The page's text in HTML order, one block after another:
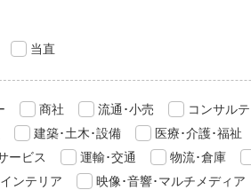
当直
商社 流通･小売
コンサル
建築･土木･設備
医療･介護･福祉
ービス 運輸･交通
物流･倉庫
ンテリア 映像･音響･マルチメディア